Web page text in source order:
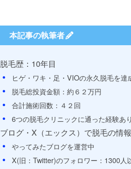
本記事の執筆者
脱毛歴：10年目
ヒゲ・ワキ・足・VIOの永久脱毛を達
脱毛総投資金額：約６２万円
合計施術回数：４２回
6つの脱毛クリニックに通った経験あり
ブログ・X（エックス）で脱毛の情
やってみたブログを運営中
X(旧：Twitter)のフォロワー：1300人